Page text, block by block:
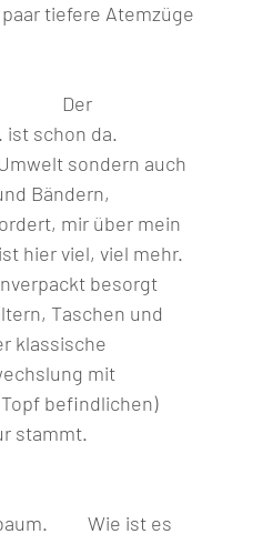
tiefere Atemzüge
Der
ist schon da.
sondern auch
Bändern,
mir über mein
hier viel, viel mehr.
besorgt
Taschen und
klassische
mit
befindlichen)
stammt.
ist es